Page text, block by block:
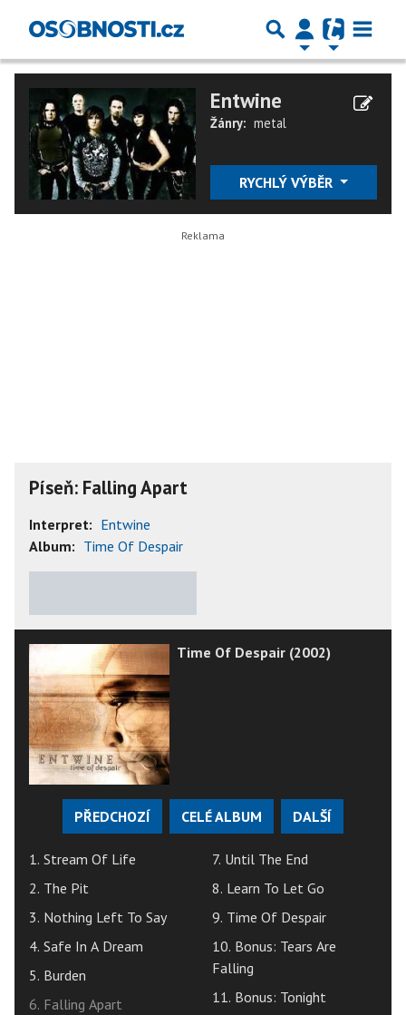
Entwine
Žánry: metal
RYCHLÝ VÝBĚR
Píseň: Falling Apart
Interpret: Entwine
Album: Time Of Despair
Time Of Despair (2002)
PŘEDCHOZÍ CELÉ ALBUM DALŠÍ
1. Stream Of Life
2. The Pit
3. Nothing Left To Say
4. Safe In A Dream
5. Burden
6. Falling Apart
7. Until The End
8. Learn To Let Go
9. Time Of Despair
10. Bonus: Tears Are
Falling
11. Bonus: Tonight